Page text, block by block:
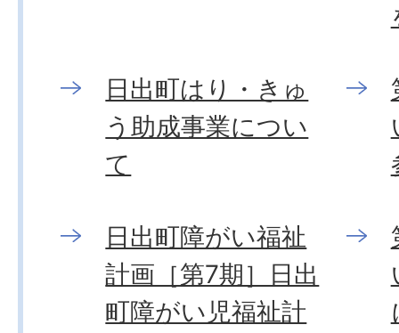
日出町はり・きゅ
う助成事業につい
て
日出町障がい福祉
計画［第7期］日出
町障がい児福祉計